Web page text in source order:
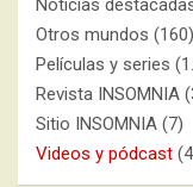
Noticias
Otros mundos (160)
Películas y series
Revista INSOMNIA
Sitio INSOMNIA (7)
Videos y pódcast